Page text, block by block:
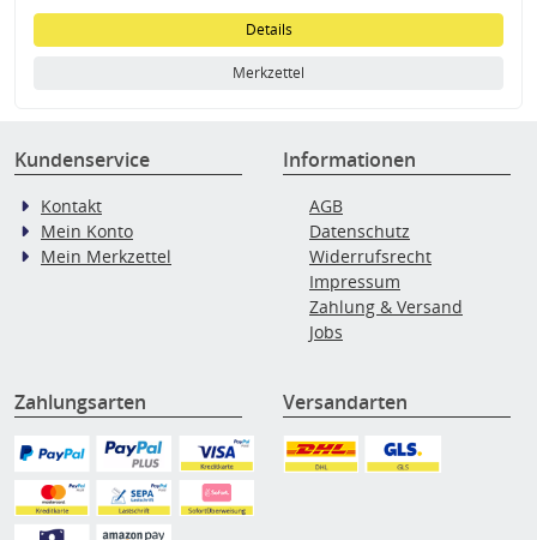
Details
Merkzettel
Kundenservice
Kontakt
Mein Konto
Mein Merkzettel
Informationen
AGB
Datenschutz
Widerrufsrecht
Impressum
Zahlung & Versand
Jobs
Zahlungsarten Versandarten